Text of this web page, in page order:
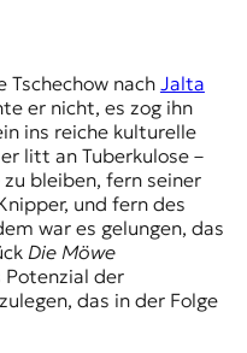
Tschechow nach Jalta
er nicht, es zog ihn
ins reiche kulturelle
litt an Tuberkulose –
bleiben, fern seiner
und fern des
war es gelungen, das
Die Möwe
Potenzial der
das in der Folge